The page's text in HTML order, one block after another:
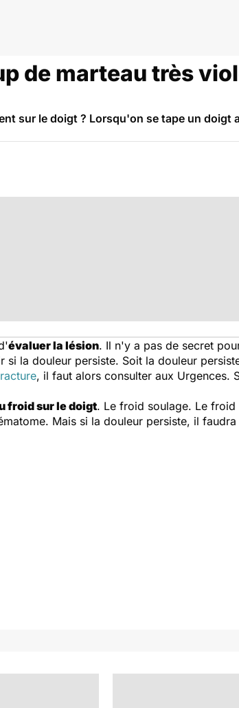
de marteau très
sur le doigt ? Lorsqu'on se tape un doigt
évaluer la lésion. Il n'y a pas de secret
la douleur persiste. Soit la douleur
, il faut alors consulter aux Urgences.
froid sur le doigt. Le froid soulage. Le froid
Mais si la douleur persiste, il